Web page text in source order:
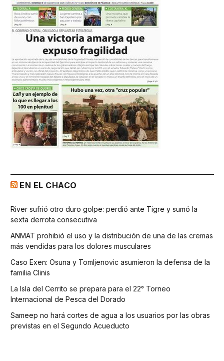
EN EL CHACO
River sufrió otro duro golpe: perdió ante Tigre y sumó la
sexta derrota consecutiva
ANMAT prohibió el uso y la distribución de una de las cremas
más vendidas para los dolores musculares
Caso Exen: Osuna y Tomljenovic asumieron la defensa de la
familia Clinis
La Isla del Cerrito se prepara para el 22° Torneo
Internacional de Pesca del Dorado
Sameep no hará cortes de agua a los usuarios por las obras
previstas en el Segundo Acueducto